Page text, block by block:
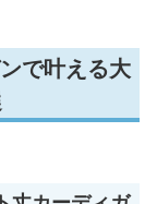
で叶える大